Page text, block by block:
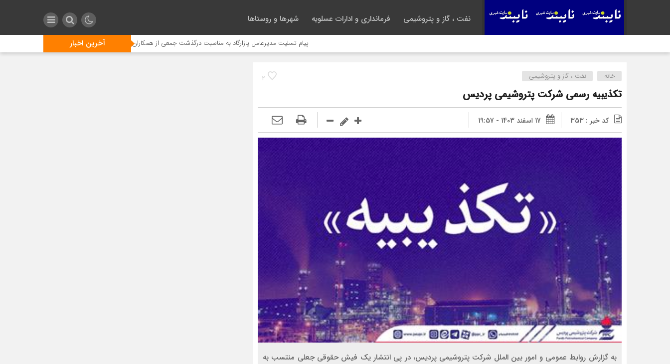
نفت ، گاز و پتروشیمی فرمانداری و ادارات عسلویه شهرها و روستاها
آخرین اخبار
پیام تسلیت مدیرعامل پازارگاد به مناسبت درگذشت جمعی از همکاران خدوم شاغل در مجتمع گازی پارس جنوبی
2 خانه نفت ، گاز و پتروشیمی
تكذیبیه رسمی شركت پتروشیمی پردیس
کد خبر : 353 17 اسفند 1403 - 19:57
به گزارش روابط عمومی و امور بین الملل شرکت پتروشیمی پردیس، در پی انتشار یک فیش حقوقی جعلی منتسب به